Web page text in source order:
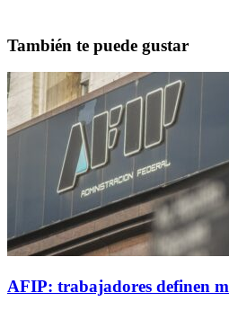
También te puede gustar
AFIP: trabajadores definen